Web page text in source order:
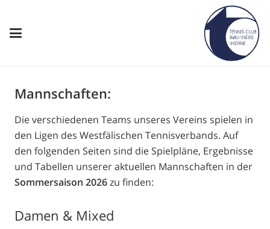
Mannschaften:
Die verschiedenen Teams unseres Vereins spielen in
den Ligen des Westfälischen Tennisverbands. Auf
den folgenden Seiten sind die Spielpläne, Ergebnisse
und Tabellen unserer aktuellen Mannschaften in der
Sommersaison 2026zu finden:
Damen & Mixed